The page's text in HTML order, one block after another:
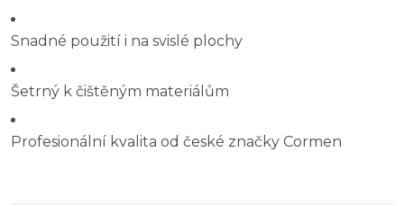
Snadné použití i na svislé plochy
Šetrný k čištěným materiálům
Profesionální kvalita od české značky Cormen